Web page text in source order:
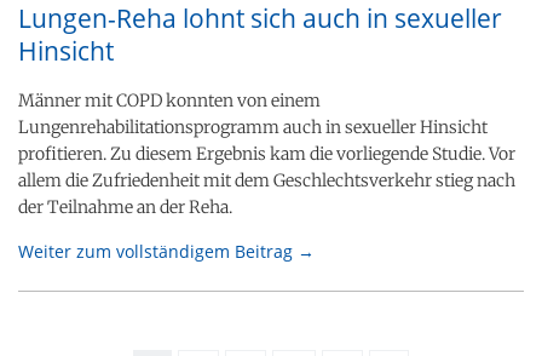
Lungen-Reha lohnt sich auch in sexueller
Hinsicht
Männer mit COPD konnten von einem
Lungenrehabilitationsprogramm auch in sexueller Hinsicht
profitieren. Zu diesem Ergebnis kam die vorliegende Studie. Vor
allem die Zufriedenheit mit dem Geschlechtsverkehr stieg nach
der Teilnahme an der Reha.
Weiter zum vollständigem Beitrag →